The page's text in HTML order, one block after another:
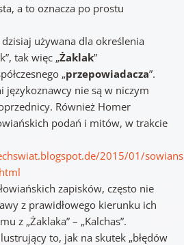
a to oznacza po prostu
dzisiaj używana dla określenia
tak więc „Żaklak”
„przepowiadacza”.
językoznawcy nie są w niczym
Również Homer
podań i mitów, w trakcie
2015/01/
zapisków, często nie
z prawidłowego kierunku ich
z „Żaklaka” – „Kalchas”.
to, jak na skutek „błędów